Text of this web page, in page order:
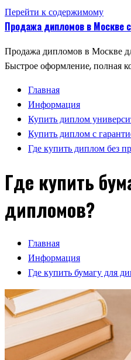
Перейти к содержимому
Продажа дипломов в Москве
Продажа дипломов в Москве
Быстрое оформление, полная
Главная
Информация
Купить диплом
Купить диплом с
Где купить диплом без
Где купить
дипломов?
Главная
Информация
Где купить бумагу для